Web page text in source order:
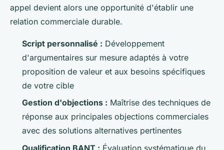
appel devient alors une opportunité d'établir une
relation commerciale durable.
Script personnalisé : Développement
d'argumentaires sur mesure adaptés à votre
proposition de valeur et aux besoins spécifiques
de votre cible
Gestion d'objections : Maîtrise des techniques de
réponse aux principales objections commerciales
avec des solutions alternatives pertinentes
Qualification BANT : Évaluation systématique du